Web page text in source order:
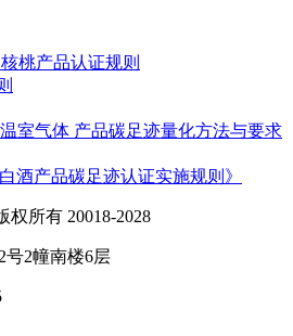
桃产品认证规则
温室气体 产品碳足迹量化方法与要求
酒产品碳足迹认证实施规则》
所有 20018-2028
号2幢南楼6层